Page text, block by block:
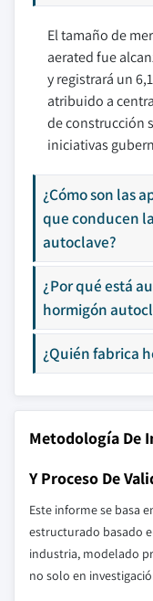
El tamaño de
aerated fue
y registrará un
atribuido a
de construcción
iniciativas
¿Cómo son las
que conducen
autoclave?
¿Por qué está
hormigón
¿Quién fabrica
Metodología De
Y Proceso De
Este informe se basa
estructurado basado
industria, modelado
no solo en